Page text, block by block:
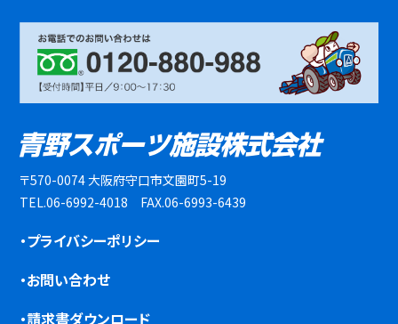
〒570-0074 大阪府守口市文園町5-19
TEL.06-6992-4018 FAX.06-6993-6439
・プライバシーポリシー
・お問い合わせ
・請求書ダウンロード